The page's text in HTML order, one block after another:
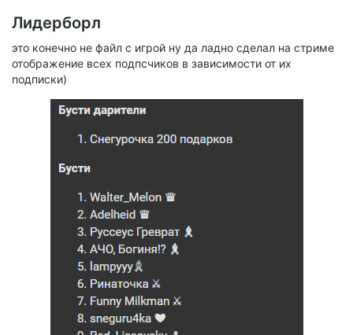
Лидерборл
это конечно не файл с игрой ну да ладно сделал на стриме
отображение всех подпсчиков в зависимости от их
подписки)